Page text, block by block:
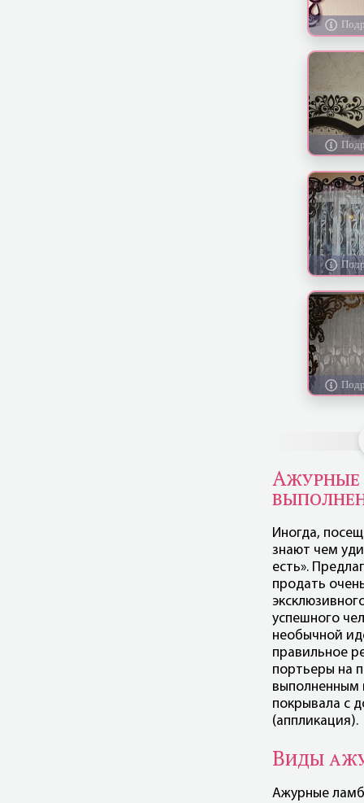
Ажурные
Иногда,
знают чем
есть».
продать
успешного
необычной
правильное
портьеры на
выполненным
покрывала с
(аппликация).
Виды
Ажурные